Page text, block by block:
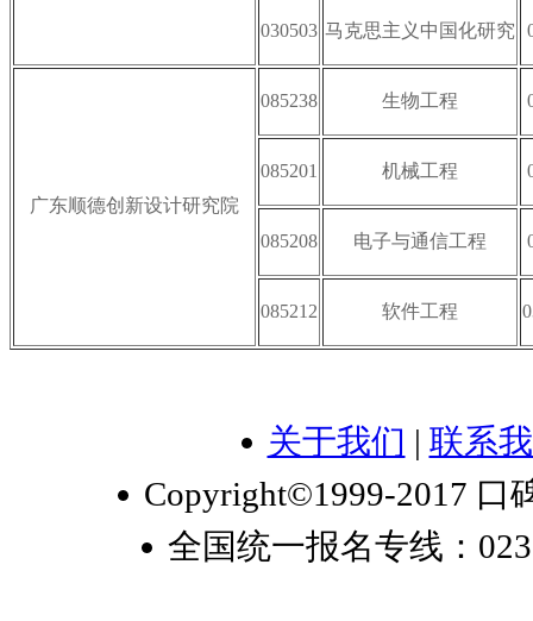
030503 马克思主义中国化研究
广东顺德创新设计研究院
085238 生物工程
085201 机械工程
085208 电子与通信工程
085212 软件工程
关于我们 | 联系
Copyright©1999-2017 口
全国统一报名专线：